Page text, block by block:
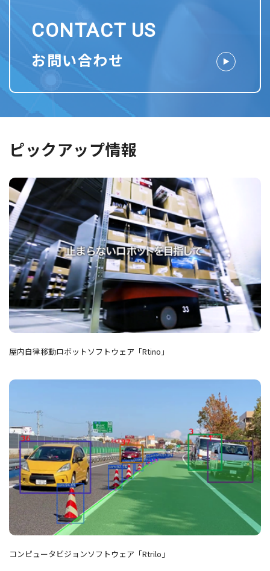
CONTACT US
お問い合わせ
ピックアップ情報
屋内自律移動ロボットソフトウェア「Rtino」
コンピュータビジョンソフトウェア「Rtrilo」